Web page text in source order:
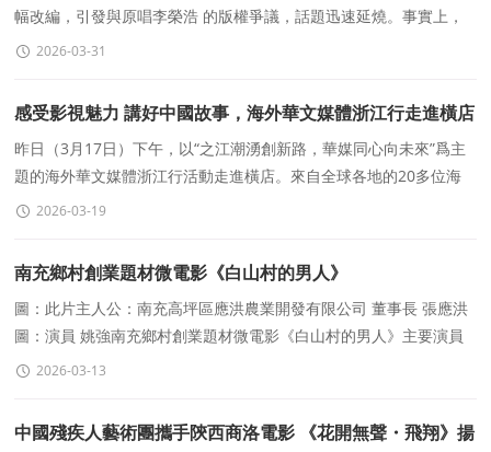
幅改編，引發與原唱李榮浩 的版權爭議，話題迅速延燒。事實上，
單依純早在節目《歌手2025》中就曾對〈李白〉進行
2026-03-31
感受影視魅力 講好中國故事，海外華文媒體浙江行走進橫店
昨日（3月17日）下午，以“之江潮湧創新路，華媒同心向未來”爲主
題的海外華文媒體浙江行活動走進橫店。來自全球各地的20多位海
外華文媒體代表，先後走進了橫店影視（603103）
2026-03-19
南充鄉村創業題材微電影《白山村的男人》
圖：此片主人公：南充高坪區應洪農業開發有限公司 董事長 張應洪
圖：演員 姚強南充鄉村創業題材微電影《白山村的男人》主要演員
們齊聚影視制作中心共話劇中人，據了解：此片根據南充
2026-03-13
中國殘疾人藝術團攜手陝西商洛電影 《花開無聲・飛翔》揚